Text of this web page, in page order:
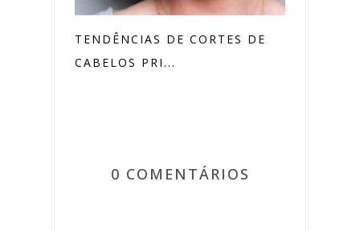
TENDÊNCIAS DE CORTES DE
CABELOS PRI...
0 COMENTÁRIOS